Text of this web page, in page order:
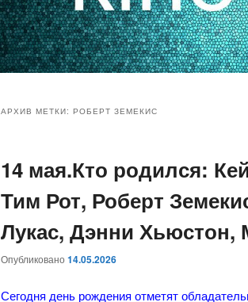
основному
содержимому
дополнительному
содержимому
АРХИВ МЕТКИ:РОБЕРТ ЗЕМЕКИС
14 мая.Кто родился:
Тим Рот, Роберт
Лукас, Дэнни Хьюстон,
Опубликовано14.05.2026
Сегодня день рождения отметят